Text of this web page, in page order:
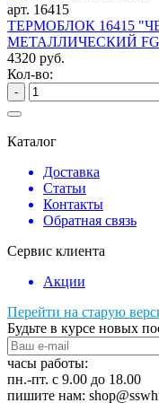
арт. 16415
ТЕРМОБЛОК 16415
МЕТАЛЛИЧЕСКИЙ FG-
4320 руб.
Кол-во:
-
Каталог
Доставка
Статьи
Контакты
Обратная связь
Сервис клиента
Акции
Перейти на старую
Будьте в курсе новых
часы работы:
пн.-пт. с 9.00 до 18.00
пишите нам: